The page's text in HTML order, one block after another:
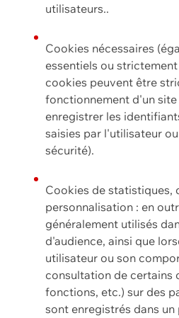
utilisateurs..
Cookies nécessaires
essentiels ou
cookies peuvent être
fonctionnement d'un
enregistrer les
saisies par l'utilisateur
sécurité).
Cookies de statistiques,
personnalisation : en
généralement utilisés
d'audience, ainsi que
utilisateur ou son
consultation de certains
fonctions, etc.) sur des
sont enregistrés dans